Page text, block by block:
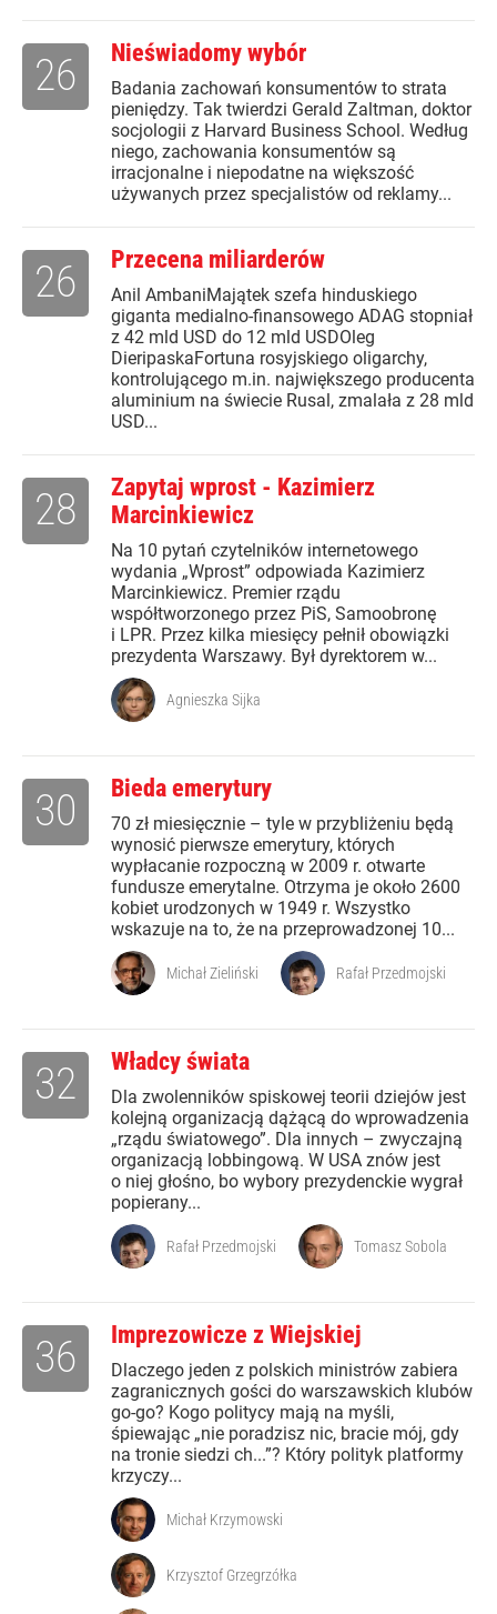
Nieświadomy wybór
Badania zachowań konsumentów to strata
pieniędzy. Tak twierdzi Gerald Zaltman, doktor
socjologii z Harvard Business School. Według
niego, zachowania konsumentów są
irracjonalne i niepodatne na większość
używanych przez specjalistów od reklamy...
26
Przecena miliarderów
Anil AmbaniMajątek szefa hinduskiego
giganta medialno-finansowego ADAG stopniał
z 42 mld USD do 12 mld USDOleg
DieripaskaFortuna rosyjskiego oligarchy,
kontrolującego m.in. największego producenta
aluminium na świecie Rusal, zmalała z 28 mld
USD...
26
Zapytaj wprost - Kazimierz
Marcinkiewicz
Na 10 pytań czytelników internetowego
wydania „Wprost” odpowiada Kazimierz
Marcinkiewicz. Premier rządu
współtworzonego przez PiS, Samoobronę
i LPR. Przez kilka miesięcy pełnił obowiązki
prezydenta Warszawy. Był dyrektorem w...
28
Agnieszka Sijka
Bieda emerytury
70 zł miesięcznie – tyle w przybliżeniu będą
wynosić pierwsze emerytury, których
wypłacanie rozpoczną w 2009 r. otwarte
fundusze emerytalne. Otrzyma je około 2600
kobiet urodzonych w 1949 r. Wszystko
wskazuje na to, że na przeprowadzonej 10...
30
Michał Zieliński Rafał Przedmojski
Władcy świata
Dla zwolenników spiskowej teorii dziejów jest
kolejną organizacją dążącą do wprowadzenia
„rządu światowego”. Dla innych – zwyczajną
organizacją lobbingową. W USA znów jest
o niej głośno, bo wybory prezydenckie wygrał
popierany...
32
Rafał Przedmojski Tomasz Sobola
Imprezowicze z Wiejskiej
Dlaczego jeden z polskich ministrów zabiera
zagranicznych gości do warszawskich klubów
go-go? Kogo politycy mają na myśli,
śpiewając „nie poradzisz nic, bracie mój, gdy
na tronie siedzi ch...”? Który polityk platformy
krzyczy...
36
Michał Krzymowski
Krzysztof Grzegrzółka